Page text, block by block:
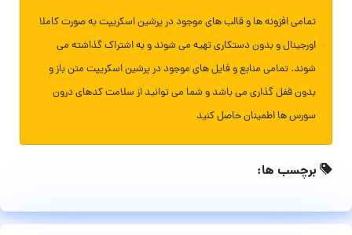
تمامی افزونه ها و قالب های موجود در پرشین اسکریپت به صورت کاملا
اورجینال و بدون دستکاری تهیه می شوند و به اشتراک گذاشته می
شوند. تمامی منابع و فایل های موجود در پرشین اسکریپت متن باز و
بدون قفل گذاری می باشد و شما می توانید از سلامت کدهای درون
سورس ها اطمینان حاصل کنید
برچسب ها: